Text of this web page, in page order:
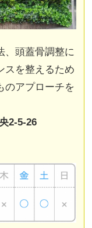
、頭蓋骨調整に
スを整えるため
のアプローチを
2-5-26